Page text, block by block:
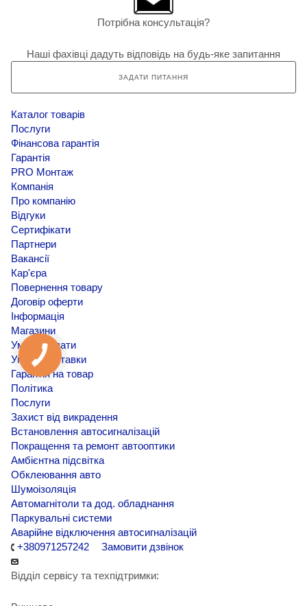
Потрібна консультація?
Наші фахівці дадуть відповідь на будь-яке запитання
ЗАДАТИ ПИТАННЯ
Каталог товарів
Послуги
Фінансова гарантія
Гарантія
PRO Монтаж
Компанія
Про компанію
Відгуки
Сертифікати
Партнери
Вакансії
Кар'єра
Повернення товару
Договір оферти
Інформація
Магазини
Умови оплати
Умови доставки
Гарантія на товар
Політика
Послуги
Захист від викрадення
Встановлення автосигналізацій
Покращення та ремонт автооптики
Амбієнтна підсвітка
Обклеювання авто
Шумоізоляція
Автомагнітоли та дод. обладнання
Паркувальні системи
Аварійне відключення автосигналізацій
+380971257242
Замовити дзвінок
Відділ сервісу та техпідтримки: